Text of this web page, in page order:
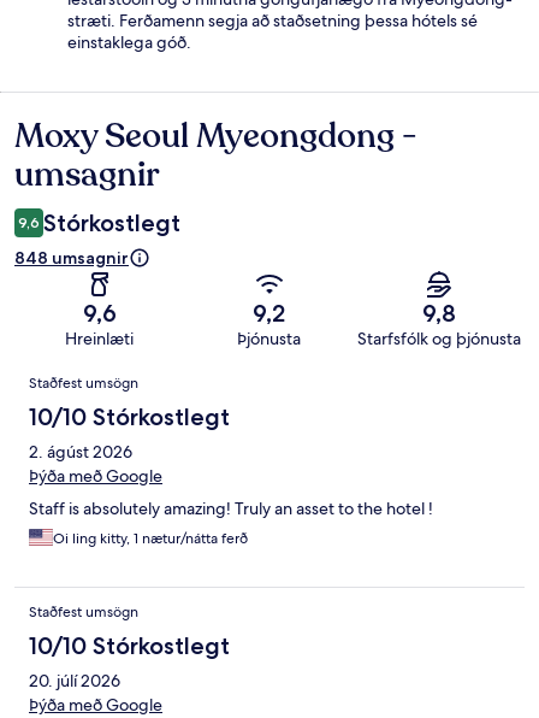
stræti. Ferðamenn segja að staðsetning þessa hótels sé
einstaklega góð.
Umsagnir
Moxy Seoul Myeongdong -
umsagnir
9,6 Stórkostlegt
848 umsagnir
9,6
Hreinlæti
9,2
Þjónusta
9,8
Starfsfólk og þjónusta
Umsagnir
Staðfest umsögn
10/10 Stórkostlegt
2. ágúst 2026
Þýða með Google
Staff is absolutely amazing! Truly an asset to the hotel !
Oi ling kitty, 1 nætur/nátta ferð
Staðfest umsögn
10/10 Stórkostlegt
20. júlí 2026
Þýða með Google